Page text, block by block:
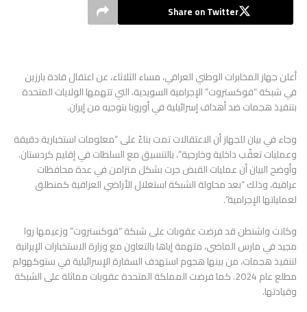
Share on Twitter
أعلن جهاز المخابرات الوطني العراقي، مساء الثلاثاء، عن اعتقال قادة بارزين
في شبكة “فوكستروت” الإجرامية السويدية، التي تتهمها الولايات المتحدة
بتنفيذ هجمات ضد أهداف إسرائيلية في أوروبا بتوجيه من إيران.
وجاء في بيان للجهاز أن الاعتقالات تمت بناءً على “معلومات استخبارية دقيقة
وعمليات تعقّب داخلية وخارجية”، بالتنسيق مع السلطات في إقليم كردستان.
وأوضح البيان أن عمليات القبض جرت بشكل متزامن في عدة محافظات
عراقية، وذلك “بعد محاولة الشبكة استغلال الأراضي العراقية كمنطلق
لعملياتها الإجرامية”.
وكانت واشنطن قد فرضت عقوبات على شبكة “فوكستروت” وزعيمها روا
مجيد في مارس الماضي، متهمة إياها بالتعاون مع وزارة الاستخبارات الإيرانية
لتنفيذ هجمات، من بينها هجوم استهدف السفارة الإسرائيلية في ستوكهولم
مطلع عام 2024. كما فرضت المملكة المتحدة عقوبات مماثلة على الشبكة
وقيادتها.